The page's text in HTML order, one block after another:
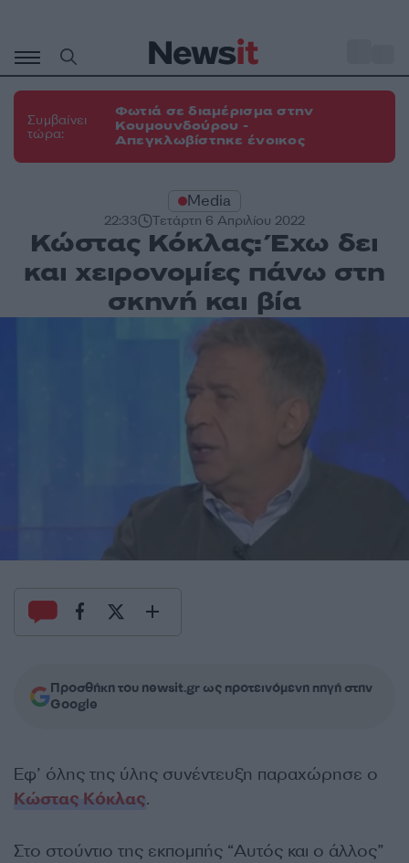
περιεχόμενο
Συμβαίνει
τώρα:
Φωτιά σε διαμέρισμα στην
Κουμουνδούρου -
Απεγκλωβίστηκε ένοικος
Media
22:33 Τετάρτη 6 Απριλίου 2022
Κώστας Κόκλας: Έχω δει
και χειρονομίες πάνω στη
σκηνή και βία
Προσθήκη του newsit.gr ως προτεινόμενη πηγή στην
Google
Εφ’ όλης της ύλης συνέντευξη παραχώρησε ο
Κώστας Κόκλας.
Στο στούντιο της εκπομπής “Αυτός και ο άλλος”